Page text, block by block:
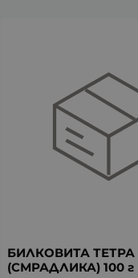
БИЛКОВИТА ТЕТРА
(СМРАДЛИКА) 100 г